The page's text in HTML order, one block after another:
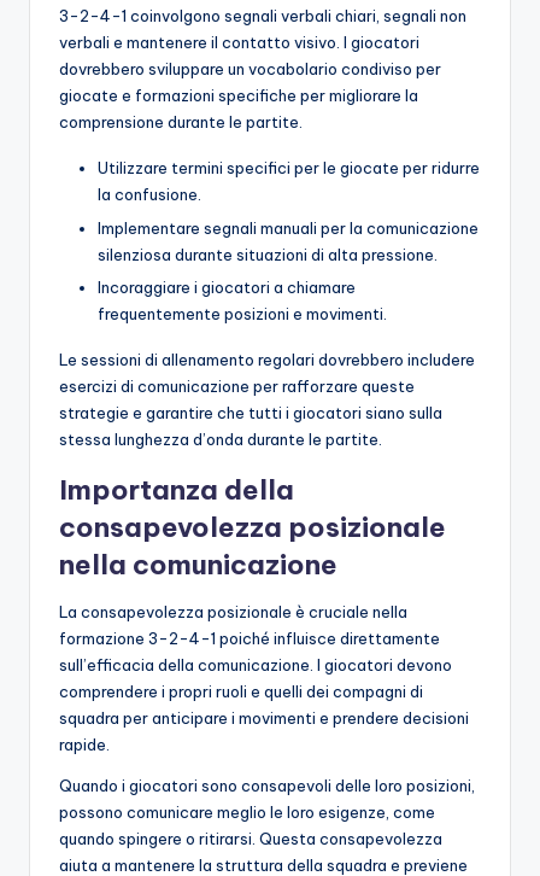
3-2-4-1 coinvolgono segnali verbali chiari, segnali non
verbali e mantenere il contatto visivo. I giocatori
dovrebbero sviluppare un vocabolario condiviso per
giocate e formazioni specifiche per migliorare la
comprensione durante le partite.
Utilizzare termini specifici per le giocate per ridurre
la confusione.
Implementare segnali manuali per la comunicazione
silenziosa durante situazioni di alta pressione.
Incoraggiare i giocatori a chiamare
frequentemente posizioni e movimenti.
Le sessioni di allenamento regolari dovrebbero includere
esercizi di comunicazione per rafforzare queste
strategie e garantire che tutti i giocatori siano sulla
stessa lunghezza d’onda durante le partite.
Importanza della
consapevolezza posizionale
nella comunicazione
La consapevolezza posizionale è cruciale nella
formazione 3-2-4-1 poiché influisce direttamente
sull’efficacia della comunicazione. I giocatori devono
comprendere i propri ruoli e quelli dei compagni di
squadra per anticipare i movimenti e prendere decisioni
rapide.
Quando i giocatori sono consapevoli delle loro posizioni,
possono comunicare meglio le loro esigenze, come
quando spingere o ritirarsi. Questa consapevolezza
aiuta a mantenere la struttura della squadra e previene